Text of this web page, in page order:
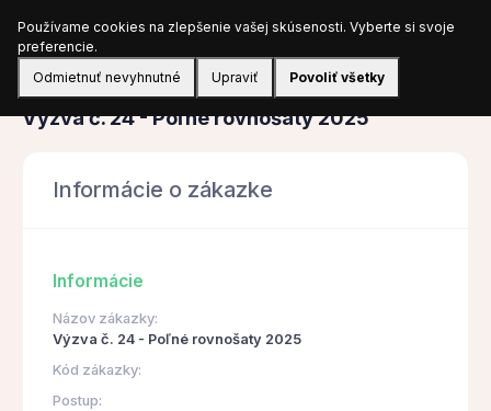
Prihlásiť sa
Obstarávanie
Výzva č. 24 - Poľné rovnošaty 2025
Informácie o zákazke
Informácie
Názov zákazky:
Výzva č. 24 - Poľné rovnošaty 2025
Kód zákazky:
Postup:
Používame cookies na zlepšenie vašej skúsenosti. Vyberte si svoje
preferencie.
Odmietnuť nevyhnutné
Upraviť Povoliť všetky